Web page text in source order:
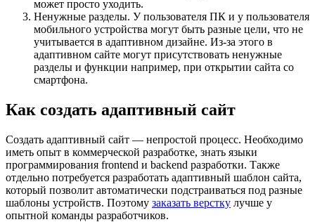
может просто уходить.
Ненужные разделы. У пользователя ПК и у пользователя
мобильного устройства могут быть разные цели, что не
учитывается в адаптивном дизайне. Из-за этого в
адаптивном сайте могут присутствовать ненужные
разделы и функции например, при открытии сайта со
смартфона.
Как создать адаптивный сайт
Создать адаптивный сайт — непростой процесс. Необходимо
иметь опыт в коммерческой разработке, знать языки
программирования frontend и backend разработки. Также
отдельно потребуется разработать адаптивный шаблон сайта,
который позволит автоматически подстраиваться под разные
шаблоны устройств. Поэтому заказать верстку лучше у
опытной команды разработчиков.